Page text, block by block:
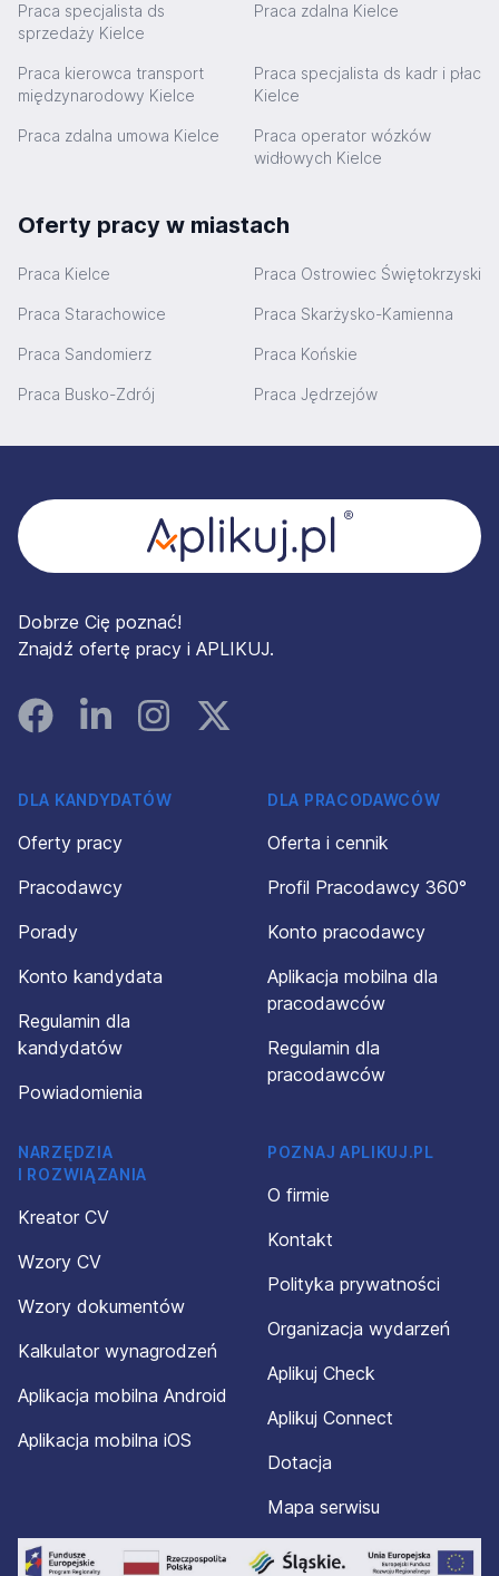
Praca specjalista ds
sprzedaży Kielce
Praca zdalna Kielce
Praca kierowca transport
międzynarodowy Kielce
Praca specjalista ds kadr i płac
Kielce
Praca zdalna umowa Kielce
Praca operator wózków
widłowych Kielce
Oferty pracy w miastach
Praca Kielce Praca Ostrowiec Świętokrzyski
Praca Starachowice Praca Skarżysko-Kamienna
Praca Sandomierz Praca Końskie
Praca Busko-Zdrój Praca Jędrzejów
Dobrze Cię poznać!
Znajdź ofertę pracy i APLIKUJ.
FacebookLinked InInstagramInstagram
DLA KANDYDATÓW
Oferty pracy
Pracodawcy
Porady
Konto kandydata
Regulamin dla
kandydatów
Powiadomienia
DLA PRACODAWCÓW
Oferta i cennik
Profil Pracodawcy 360°
Konto pracodawcy
Aplikacja mobilna dla
pracodawców
Regulamin dla
pracodawców
NARZĘDZIA
I ROZWIĄZANIA
Kreator CV
Wzory CV
Wzory dokumentów
Kalkulator wynagrodzeń
Aplikacja mobilna Android
Aplikacja mobilna iOS
POZNAJ APLIKUJ.PL
O firmie
Kontakt
Polityka prywatności
Organizacja wydarzeń
Aplikuj Check
Aplikuj Connect
Dotacja
Mapa serwisu